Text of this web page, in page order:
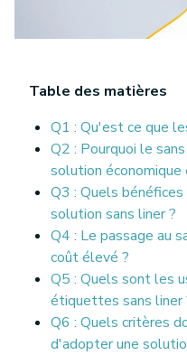
Table des matières
Q1 : Qu'est ce que
Q2 : Pourquoi le
solution
Q3 : Quels
solution sans liner ?
Q4 : Le passage au
coût élevé ?
Q5 : Quels sont les
étiquettes sans liner
Q6 : Quels critères
d'adopter une